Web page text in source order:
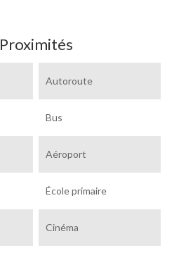
Proximités
Autoroute
Bus
Aéroport
École primaire
Cinéma